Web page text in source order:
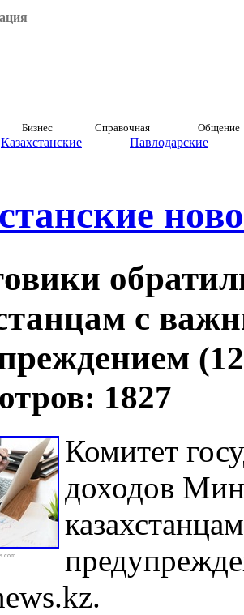
Бизнес Справочная Общение
Казахстанские Павлодарские
с
1827
Комитет
доходов